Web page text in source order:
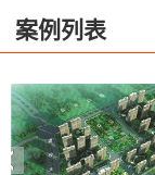
案例列表